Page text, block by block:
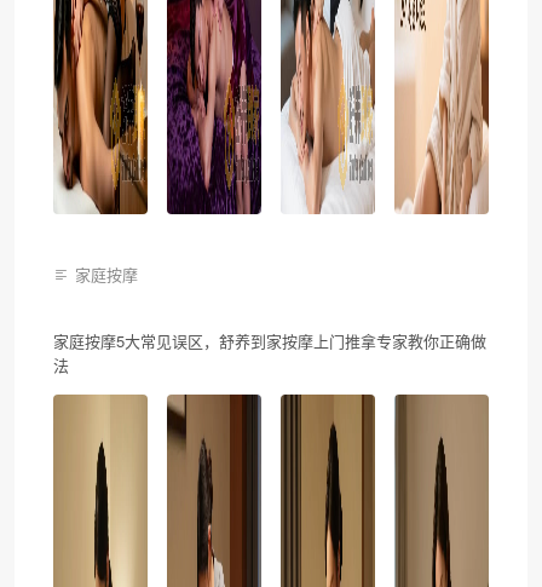
家庭按摩
家庭按摩5大常见误区，舒养到家按摩上门推拿专家教你正确做
法